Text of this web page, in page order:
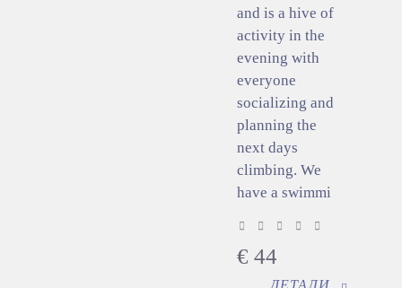
and is a hive of
activity in the
evening with
everyone
socializing and
planning the
next days
climbing. We
have a swimmi
€ 44